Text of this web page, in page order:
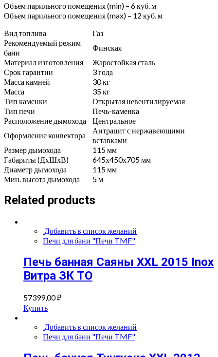
Объем парильного помещения (min) – 6 куб. м
Объем парильного помещения (max) – 12 куб. м
Вид топлива
Газ
Рекомендуемый режим
бани
Финская
Материал изготовления
Жаростойкая сталь
Срок гарантии
3 года
Масса камней
30 кг
Масса
35 кг
Тип каменки
Открытая невентилируемая
Тип печи
Печь-каменка
Расположение дымохода
Центральное
Оформление конвектора
Антрацит с нержавеющими
вставками
Размер дымохода
115 мм
Габариты (ДхШхВ)
645х450х705 мм
Диаметр дымохода
115 мм
Мин. высота дымохода
5 м
Related products
Добавить в список желаний
Печи для бани "Печи TMF"
Печь банная Саяны XXL 2015 Inox
Витра ЗК ТО
57399,00₽
Купить
Добавить в список желаний
Печи для бани "Печи TMF"